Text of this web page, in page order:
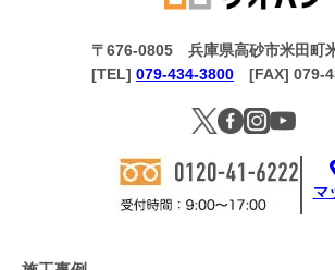
マ
〒676-0805 兵庫県高砂市米田町
[TEL] 079-434-3800 [FAX] 079-